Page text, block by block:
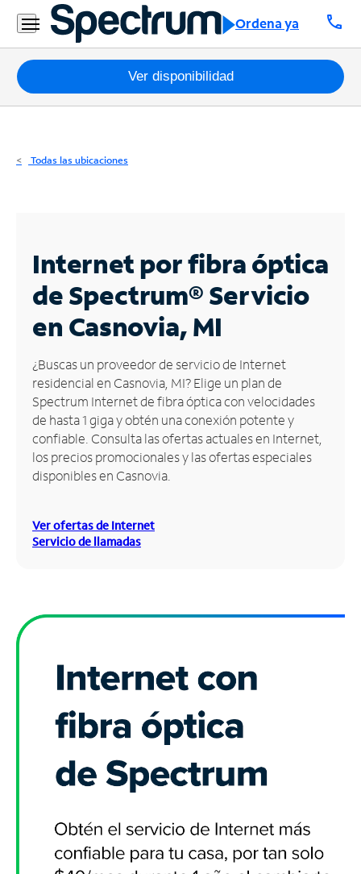
Ordena ya call
Residencial
Business
Paquetes
Internet
Business
Contáctanos
Inglés
Administrar
cuenta
Encuentra
una
tienda
Ver disponibilidad
Todas las ubicaciones
Internet por fibra óptica
de Spectrum®Servicio
en Casnovia, MI
¿Buscas un proveedor de servicio de Internet
residencial en Casnovia, MI? Elige un plan de
Spectrum Internet de fibra óptica con velocidades
de hasta 1 giga y obtén una conexión potente y
confiable. Consulta las ofertas actuales en Internet,
los precios promocionales y las ofertas especiales
disponibles en Casnovia.
Ver ofertas de Internet
Servicio de llamadas